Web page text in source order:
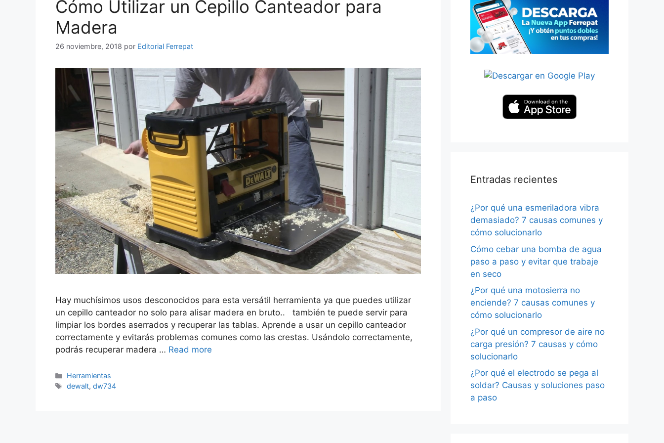
Cómo Utilizar un Cepillo Canteador para
Madera
26 noviembre, 2018 por Editorial Ferrepat
Hay muchísimos usos desconocidos para esta versátil herramienta ya que puedes utilizar
un cepillo canteador no solo para alisar madera en bruto.. también te puede servir para
limpiar los bordes aserrados y recuperar las tablas. Aprende a usar un cepillo canteador
correctamente y evitarás problemas comunes como las crestas. Usándolo correctamente,
podrás recuperar madera … Read more
Categorías
Herramientas
Etiquetas
dewalt,dw734
Entradas recientes
¿Por qué una esmeriladora vibra
demasiado? 7 causas comunes y
cómo solucionarlo
Cómo cebar una bomba de agua
paso a paso y evitar que trabaje
en seco
¿Por qué una motosierra no
enciende? 7 causas comunes y
cómo solucionarlo
¿Por qué un compresor de aire no
carga presión? 7 causas y cómo
solucionarlo
¿Por qué el electrodo se pega al
soldar? Causas y soluciones paso
a paso